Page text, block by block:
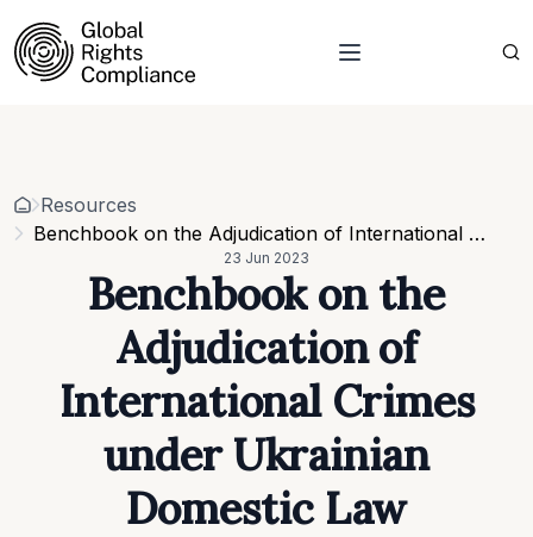
Related organisations
Strategic Pillars & Cross Cutting Thematic Hubs
Annual Reports
Our vacancies
Requests for proposals
Events
Contacts
Resources
Benchbook on the Adjudication of International Crimes under Ukrainian Domestic Law
23 Jun 2023
Benchbook on the
Adjudication of
International Crimes
under Ukrainian
Domestic Law